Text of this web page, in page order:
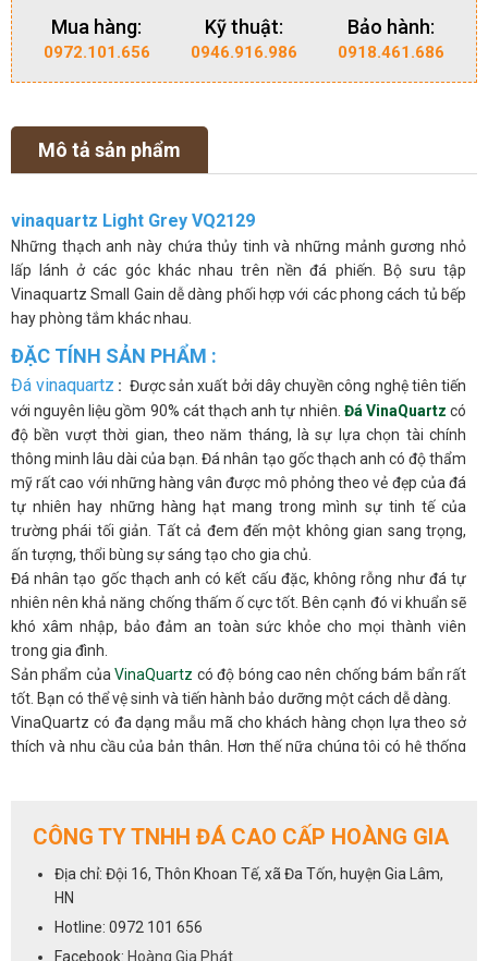
Mua hàng:
0972.101.656
Kỹ thuật:
0946.916.986
Bảo hành:
0918.461.686
Mô tả sản phẩm
vinaquartz Light Grey VQ2129
Những thạch anh này chứa thủy tinh và những mảnh gương nhỏ
lấp lánh ở các góc khác nhau trên nền đá phiến. Bộ sưu tập
Vinaquartz Small Gain dễ dàng phối hợp với các phong cách tủ bếp
hay phòng tắm khác nhau.
ĐẶC TÍNH SẢN PHẨM :
Đá vinaquartz : Được sản xuất bởi dây chuyền công nghệ tiên tiến
với nguyên liệu gồm 90% cát thạch anh tự nhiên. Đá VinaQuartz có
độ bền vượt thời gian, theo năm tháng, là sự lựa chọn tài chính
thông minh lâu dài của bạn. Đá nhân tạo gốc thạch anh có độ thẩm
mỹ rất cao với những hàng vân được mô phỏng theo vẻ đẹp của đá
tự nhiên hay những hàng hạt mang trong mình sự tinh tế của
trường phái tối giản. Tất cả đem đến một không gian sang trọng,
ấn tượng, thổi bùng sự sáng tạo cho gia chủ.
Đá nhân tạo gốc thạch anh có kết cấu đặc, không rỗng như đá tự
nhiên nên khả năng chống thấm ố cực tốt. Bên cạnh đó vi khuẩn sẽ
khó xâm nhập, bảo đảm an toàn sức khỏe cho mọi thành viên
trong gia đình.
Sản phẩm củaVinaQuartz có độ bóng cao nên chống bám bẩn rất
tốt. Bạn có thể vệ sinh và tiến hành bảo dưỡng một cách dễ dàng.
VinaQuartz có đa dạng mẫu mã cho khách hàng chọn lựa theo sở
thích và nhu cầu của bản thân. Hơn thế nữa chúng tôi có hệ thống
đá VinaQuartz chắc chắn sẽ là sự lựa chọn hàng đầu và uy tín dành
cho ngôi nhà của bạn,cho các hạng mục :đá bàn bếp,đá ốp
quầy ba
cho phòng khách...
CÔNG TY TNHH ĐÁ CAO CẤP HOÀNG GIA
Địa chỉ: Đội 16, Thôn Khoan Tế, xã Đa Tốn, huyện Gia Lâm,
HN
Hotline: 0972 101 656
Facebook: Hoàng Gia Phát